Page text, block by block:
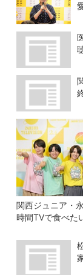
関西ジュニア・
時間TVで食べた
れ”は？「キッ
です！」会場沸く